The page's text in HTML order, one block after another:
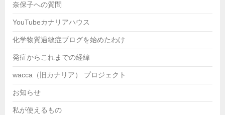
奈保子への質問
YouTubeカナリアハウス
化学物質過敏症ブログを始めたわけ
発症からこれまでの経緯
wacca（旧カナリア） プロジェクト
お知らせ
私が使えるもの